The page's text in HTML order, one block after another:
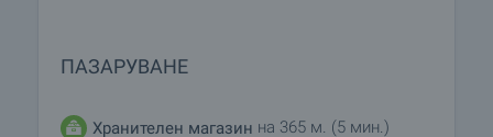
ПАЗАРУВАНЕ
Хранителен магазин на 365 м. (5 мин.)